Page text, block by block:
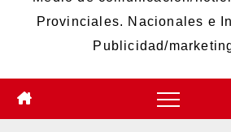
Provinciales. Nacionales e
Publicidad/